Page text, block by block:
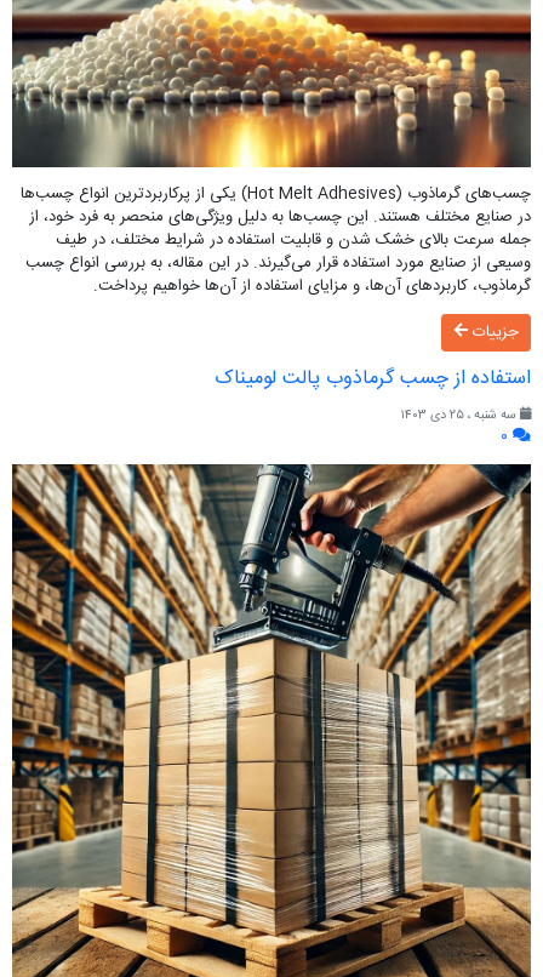
چسب‌های گرماذوب (Hot Melt Adhesives) یکی از پرکاربردترین انواع چسب‌ها
در صنایع مختلف هستند. این چسب‌ها به دلیل ویژگی‌های منحصر به فرد خود، از
جمله سرعت بالای خشک شدن و قابلیت استفاده در شرایط مختلف، در طیف
وسیعی از صنایع مورد استفاده قرار می‌گیرند. در این مقاله، به بررسی انواع چسب
گرماذوب، کاربردهای آن‌ها، و مزایای استفاده از آن‌ها خواهیم پرداخت.
جزییات
استفاده از چسب‌ گرماذوب پالت لومیناک
سه شنبه ، ۲۵ دی ۱۴۰۳
۰